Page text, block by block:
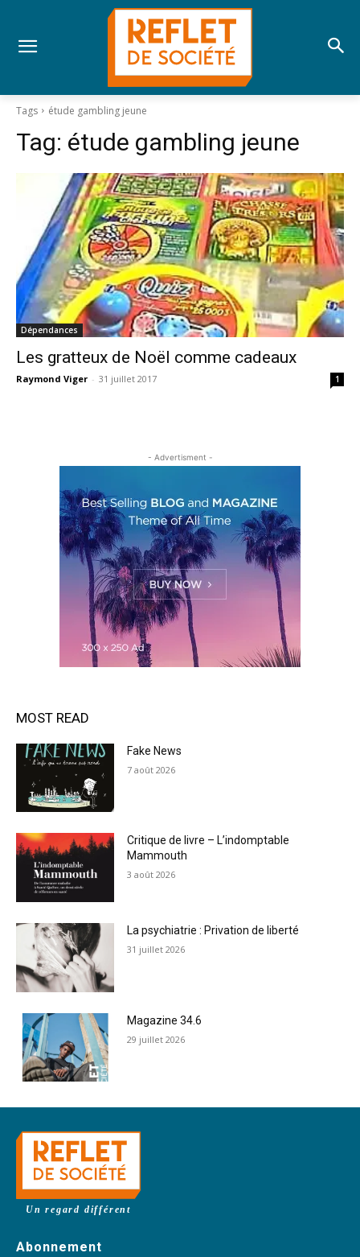
Tags étude gambling jeune
Tag: étude gambling jeune
Dépendances
Les gratteux de Noël comme cadeaux
Raymond Viger - 31 juillet 2017 1
- Advertisment -
MOST READ
Fake News
7 août 2026
Critique de livre – L’indomptable
Mammouth
3 août 2026
La psychiatrie : Privation de liberté
31 juillet 2026
Magazine 34.6
29 juillet 2026
Un regard différent
Abonnement